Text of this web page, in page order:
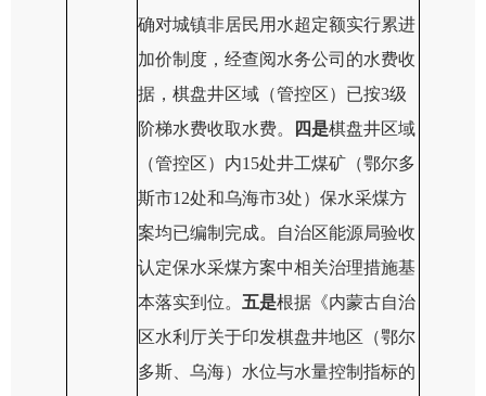
确对城镇非居民用水超定额实行累进
加价制度，经查阅水务公司的水费收
据，棋盘井区域 （管控区） 已按3级
阶梯水费收取水费。
四是棋盘井区域
（管控区） 内1 5处井工煤矿 （鄂尔多
斯市12处和乌海市3处） 保水采煤方
案均已编制完成。
自治区能源局验收
认定保水采煤方案中相关治理措施基
本落实到位。 五是根据《内蒙古自治
区水利厅关于印发棋盘井地区（鄂尔
多斯、乌海）水位与水量控制指标的